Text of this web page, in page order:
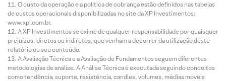
O custo da operação e a política de cobrança estão definidos nas tabelas
de custos operacionais disponibilizadas no site da XP Investimentos:
www.xpi.com.br.
A XP Investimentos se exime de qualquer responsabilidade por quaisquer
prejuízos, diretos ou indiretos, que venham a decorrer da utilização deste
relatório ou seu conteúdo.
A Avaliação Técnica e a Avaliação de Fundamentos seguem diferentes
metodologias de análise. A Análise Técnica é executada seguindo conceitos
como tendência, suporte, resistência, candles, volumes, médias móveis